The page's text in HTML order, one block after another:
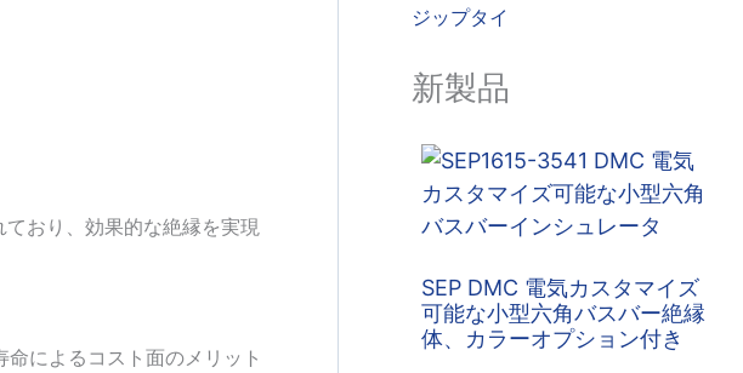
おり、効果的な絶縁を実現
によるコスト面のメリット
ジップタイ
新製品
SEP DMC 電気カスタマイズ
可能な小型六角バスバー絶縁
体、カラーオプション付き